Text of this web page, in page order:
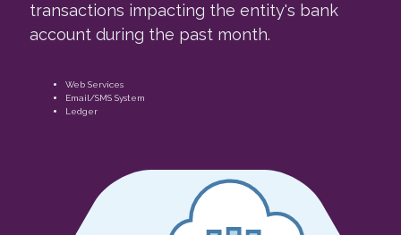
transactions impacting the entity's bank
account during the past month.
Web Services
Email/SMS System
Ledger